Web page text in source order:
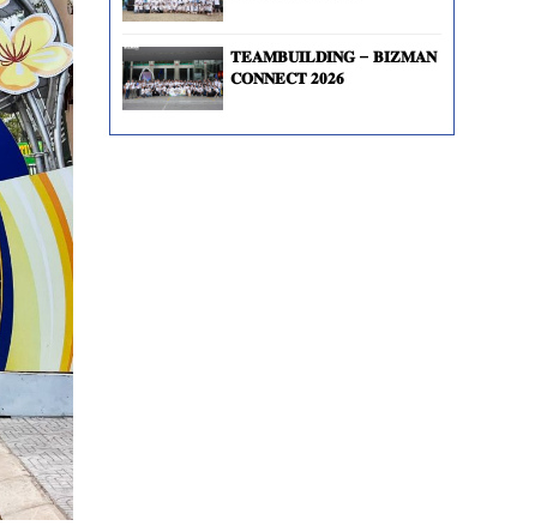
𝐓𝐄𝐀𝐌𝐁𝐔𝐈𝐋𝐃𝐈𝐍𝐆 – 𝐁𝐈𝐙𝐌𝐀𝐍
𝐂𝐎𝐍𝐍𝐄𝐂𝐓 𝟐𝟎𝟐𝟔